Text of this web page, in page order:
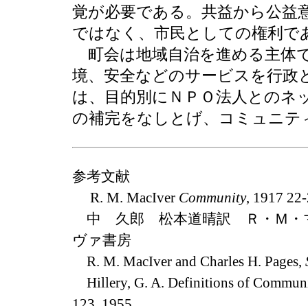
覚が必要である。共益から公益
ではなく、市民としての権利
町会は地域自治を進める主体
境、安全などのサービスを行
は、目的別にＮＰＯ法人とのネ
の補完をなしとげ、コミュニ
参考文献
R. M. MacIver Community, 1917
中 久郎 松本道晴訳 Ｒ・Ｍ・マ
ヴァ書房
R. M. MacIver and Charles H. Pages,
Hillery, G. A. Definitions of